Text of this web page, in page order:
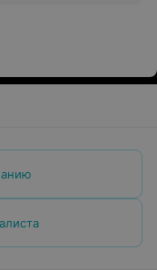
очень много.
всё
корпус.
местах,